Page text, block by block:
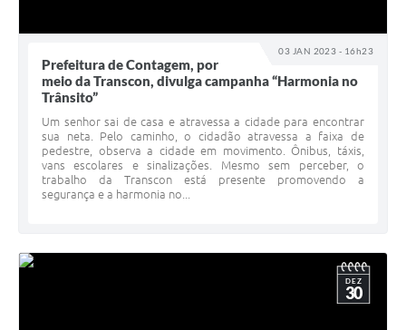
03 JAN 2023 - 16h23
Prefeitura de Contagem, por
meio da Transcon, divulga campanha “Harmonia no
Trânsito”
Um senhor sai de casa e atravessa a cidade para encontrar
sua neta. Pelo caminho, o cidadão atravessa a faixa de
pedestre, observa a cidade em movimento. Ônibus, táxis,
vans escolares e sinalizações. Mesmo sem perceber, o
trabalho da Transcon está presente promovendo a
segurança e a harmonia no...
DEZ
30